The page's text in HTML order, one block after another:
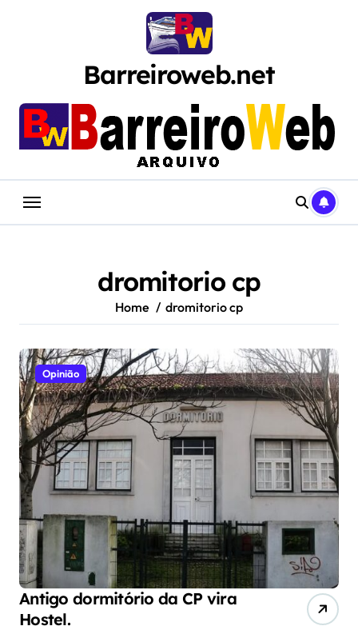
Barreiroweb.net
dromitorio cp
Home dromitorio cp
Opinião
Antigo dormitório da CP vira
Hostel.